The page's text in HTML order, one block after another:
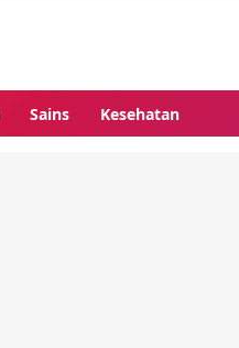
Sains Kesehatan